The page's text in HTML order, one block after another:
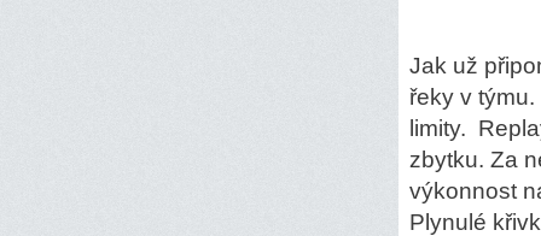
Jak už
řeky v
limity.
zbytku. Za
výkonnost
Plynulé